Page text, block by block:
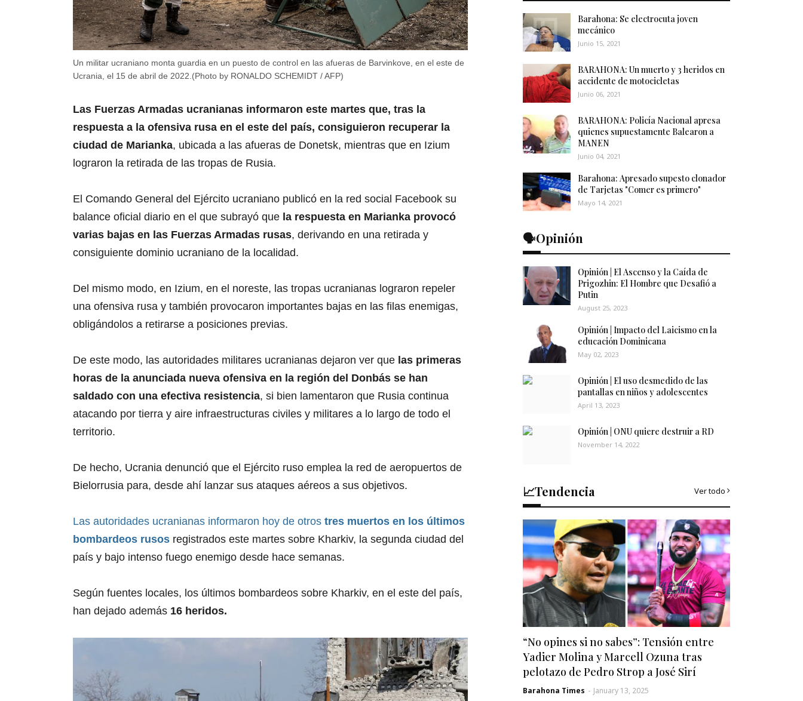
Un militar ucraniano monta guardia en un puesto de control en las afueras de Barvinkove, en el este de
Ucrania, el 15 de abril de 2022.(Photo by RONALDO SCHEMIDT / AFP)
Las Fuerzas Armadas ucranianas informaron este martes que, tras la
respuesta a la ofensiva rusa en el este del país, consiguieron recuperar la
ciudad de Marianka, ubicada a las afueras de Donetsk, mientras que en Izium
lograron la retirada de las tropas de Rusia.
El Comando General del Ejército ucraniano publicó en la red social Facebook su
balance oficial diario en el que subrayó que la respuesta en Marianka provocó
varias bajas en las Fuerzas Armadas rusas, derivando en una retirada y
consiguiente dominio ucraniano de la localidad.
Del mismo modo, en Izium, en el noreste, las tropas ucranianas lograron repeler
una ofensiva rusa y también provocaron importantes bajas en las filas enemigas,
obligándolos a retirarse a posiciones previas.
De este modo, las autoridades militares ucranianas dejaron ver que las primeras
horas de la anunciada nueva ofensiva en la región del Donbás se han
saldado con una efectiva resistencia, si bien lamentaron que Rusia continua
atacando por tierra y aire infraestructuras civiles y militares a lo largo de todo el
territorio.
De hecho, Ucrania denunció que el Ejército ruso emplea la red de aeropuertos de
Bielorrusia para, desde ahí lanzar sus ataques aéreos a sus objetivos.
Las autoridades ucranianas informaron hoy de otros tres muertos en los últimos
bombardeos rusos registrados este martes sobre Kharkiv, la segunda ciudad del
país y bajo intenso fuego enemigo desde hace semanas.
Según fuentes locales, los últimos bombardeos sobre Kharkiv, en el este del país,
han dejado además 16 heridos.
Barahona: Se electrocuta joven
mecánico
Junio 15, 2021
BARAHONA: Un muerto y 3 heridos en
accidente de motocicletas
Junio 06, 2021
BARAHONA: Policía Nacional apresa
quienes supuestamente Balearon a
MANEN
Junio 04, 2021
Barahona: Apresado supesto clonador
de Tarjetas "Comer es primero"
Mayo 14, 2021
🗣️Opinión
Opinión | El Ascenso y la Caída de
Prigozhin: El Hombre que Desafió a
Putin
August 25, 2023
Opinión | Impacto del Laicismo en la
educación Dominicana
May 02, 2023
Opinión | El uso desmedido de las
pantallas en niños y adolescentes
April 13, 2023
Opinión | ONU quiere destruir a RD
November 14, 2022
📈Tendencia Ver todo
“No opines si no sabes”: Tensión entre
Yadier Molina y Marcell Ozuna tras
pelotazo de Pedro Strop a José Sirí
Barahona Times - January 13, 2025